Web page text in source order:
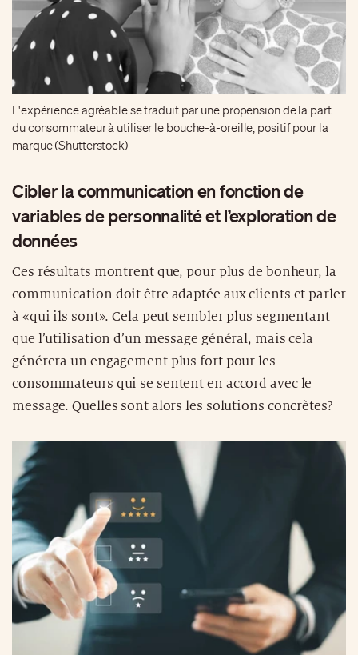
L'expérience agréable se traduit par une propension de la part
du consommateur à utiliser le bouche-à-oreille, positif pour la
marque (Shutterstock)
Cibler la communication en fonction de
variables de personnalité et l’exploration de
données
Ces résultats montrent que, pour plus de bonheur, la
communication doit être adaptée aux clients et parler
à «qui ils sont». Cela peut sembler plus segmentant
que l’utilisation d’un message général, mais cela
générera un engagement plus fort pour les
consommateurs qui se sentent en accord avec le
message. Quelles sont alors les solutions concrètes?